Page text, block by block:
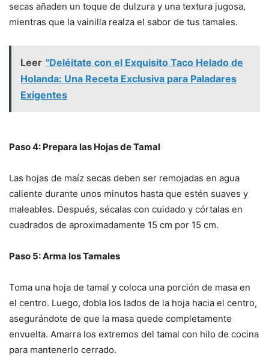
secas añaden un toque de dulzura y una textura jugosa,
mientras que la vainilla realza el sabor de tus tamales.
Leer "Deléitate con el Exquisito Taco Helado de
Holanda: Una Receta Exclusiva para Paladares
Exigentes
Paso 4: Prepara las Hojas de Tamal
Las hojas de maíz secas deben ser remojadas en agua
caliente durante unos minutos hasta que estén suaves y
maleables. Después, sécalas con cuidado y córtalas en
cuadrados de aproximadamente 15 cm por 15 cm.
Paso 5: Arma los Tamales
Toma una hoja de tamal y coloca una porción de masa en
el centro. Luego, dobla los lados de la hoja hacia el centro,
asegurándote de que la masa quede completamente
envuelta. Amarra los extremos del tamal con hilo de cocina
para mantenerlo cerrado.